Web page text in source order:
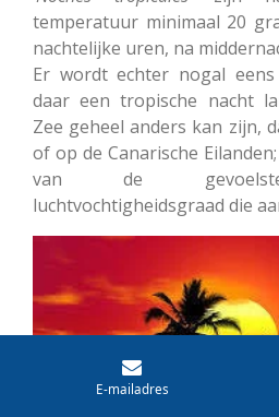
temperatuur minimaal 20
nachtelijke uren, na
Er wordt echter nogal eens
daar een tropische nacht
Zee geheel anders kan zijn,
of op de Canarische
van de
luchtvochtigheidsgraad die
E-mailadres